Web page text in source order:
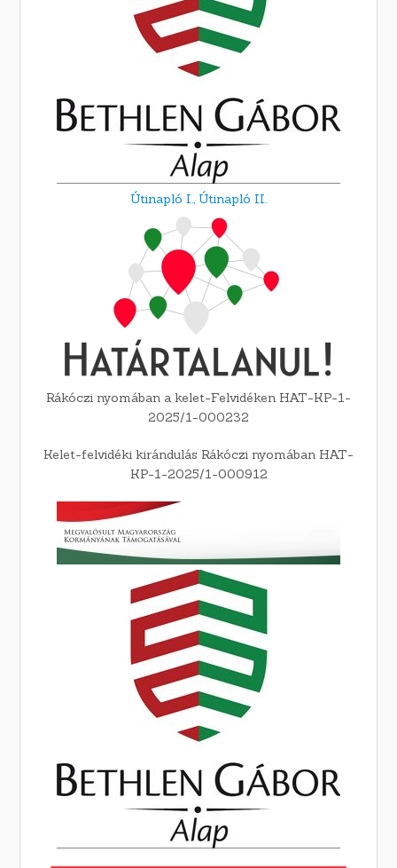
Útinapló I., Útinapló II.
Rákóczi nyomában a kelet-Felvidéken HAT-KP-1-
2025/1-000232
Kelet-felvidéki kirándulás Rákóczi nyomában HAT-
KP-1-2025/1-000912